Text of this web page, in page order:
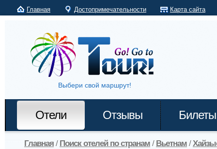
Главная Достопримечательности Карта сайта
Выбери свой маршрут!
Отели Отзывы Билеты
Главная / Поиск отелей по странам / Вьетнам /